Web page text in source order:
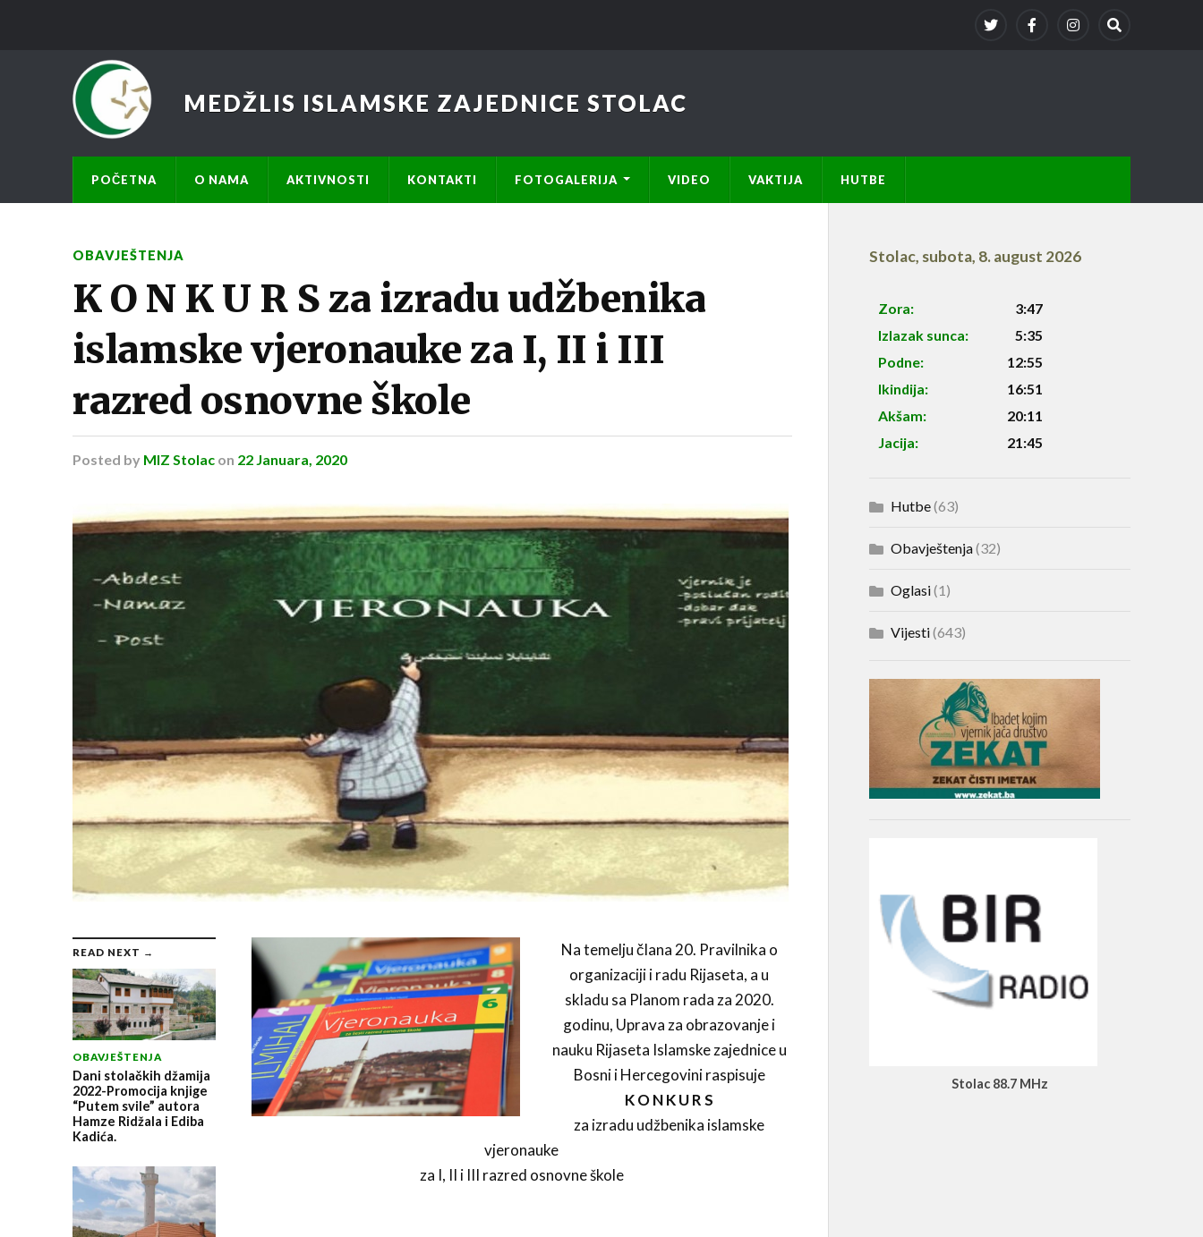
MEDŽLIS ISLAMSKE ZAJEDNICE STOLAC
POČETNA O NAMA AKTIVNOSTI KONTAKTI FOTOGALERIJA VIDEO VAKTIJA HUTBE
OBAVJEŠTENJA
K O N K U R S za izradu udžbenika
islamske vjeronauke za I, II i III
razred osnovne škole
Posted by MIZ Stolac on 22 Januara, 2020
READ NEXT →
OBAVJEŠTENJA
Dani stolačkih džamija
2022-Promocija knjige
“Putem svile” autora
Hamze Ridžala i Ediba
Kadića.
Na temelju člana 20. Pravilnika o
organizaciji i radu Rijaseta, a u
skladu sa Planom rada za 2020.
godinu, Uprava za obrazovanje i
nauku Rijaseta Islamske zajednice u
Bosni i Hercegovini raspisuje
K O N K U R S
za izradu udžbenika islamske
vjeronauke
za I, II i III razred osnovne škole
Stolac, subota, 8. august 2026
Zora:
3:47
Izlazak sunca:
5:35
Podne:
12:55
Ikindija:
16:51
Akšam:
20:11
Jacija:
21:45
Hutbe(63)
Obavještenja(32)
Oglasi(1)
Vijesti(643)
Stolac 88.7 MHz